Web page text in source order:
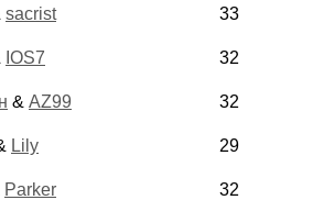
sacrist 33
IOS7 32
& AZ99 32
Lily 29
Parker 32